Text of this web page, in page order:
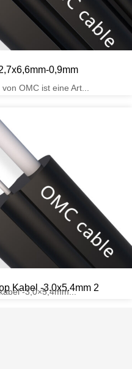
0,9mm
OMC ist eine Art...
Kabel -3.0x5.4mm 2
-3,0×5,4mm...